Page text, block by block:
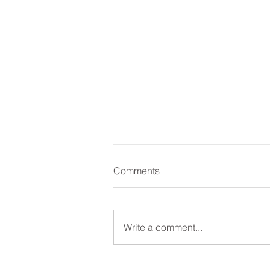
国語難問チャレンジ（大学入
取り上げられました。 国語を学
ぶ意義は、著者が歩んできた人
Comments
Write a comment...